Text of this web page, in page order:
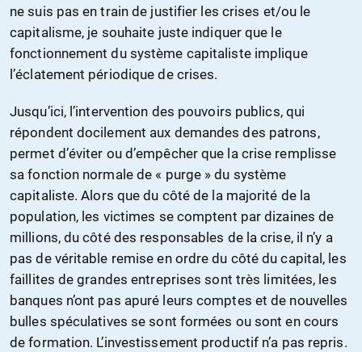
ne suis pas en train de justifier les crises et/ou le
capitalisme, je souhaite juste indiquer que le
fonctionnement du système capitaliste implique
l’éclatement périodique de crises.
Jusqu’ici, l’intervention des pouvoirs publics, qui
répondent docilement aux demandes des patrons,
permet d’éviter ou d’empêcher que la crise remplisse
sa fonction normale de « purge » du système
capitaliste. Alors que du côté de la majorité de la
population, les victimes se comptent par dizaines de
millions, du côté des responsables de la crise, il n’y a
pas de véritable remise en ordre du côté du capital, les
faillites de grandes entreprises sont très limitées, les
banques n’ont pas apuré leurs comptes et de nouvelles
bulles spéculatives se sont formées ou sont en cours
de formation. L’investissement productif n’a pas repris.